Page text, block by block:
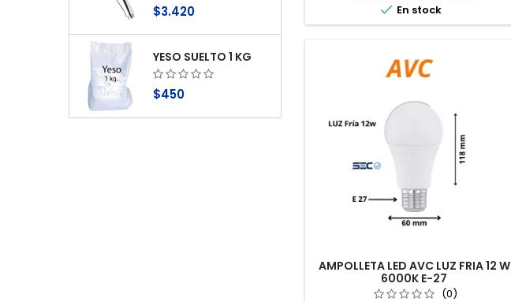
$3.420
YESO SUELTO 1 KG
$450
 En stock
AMPOLLETA LED AVC LUZ FRIA 12 W
6000K E-27
(0)